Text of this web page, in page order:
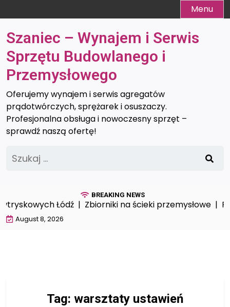
to
content
Menu
Szaniec – Wynajem i Serwis
Sprzętu Budowlanego i
Przemysłowego
Oferujemy wynajem i serwis agregatów
prądotwórczych, sprężarek i osuszaczy.
Profesjonalna obsługa i nowoczesny sprzęt –
sprawdź naszą ofertę!
BREAKING NEWS
Łódź |Zbiorniki na ścieki przemysłowe |
August 8, 2026
Tag: warsztaty ustawień